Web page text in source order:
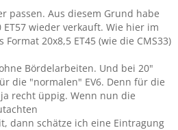
passen. Aus diesem Grund habe
ET57 wieder verkauft. Wie hier im
20x8,5 ET45 (wie die CMS33)
Bördelarbeiten. Und bei 20"
die "normalen" EV6. Denn für die
recht üppig. Wenn nun die
dann schätze ich eine Eintragung